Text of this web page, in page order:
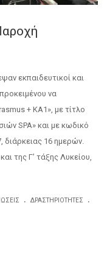
εκπαιδευτικοί και
να
+ ΚΑ1», με τίτλο
SPA» και με κωδικό
16 ημερών.
της Γ’ τάξης Λυκείου,
. ΔΡΑΣΤΗΡΙΌΤΗΤΕΣ .